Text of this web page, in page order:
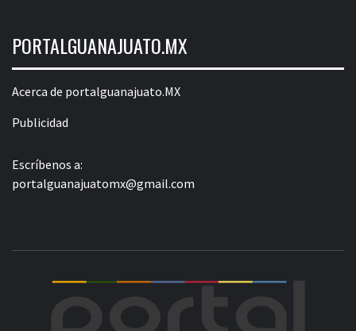
PORTALGUANAJUATO.MX
Acerca de portalguanajuato.MX
Publicidad
Escríbenos a:
portalguanajuatomx@gmail.com